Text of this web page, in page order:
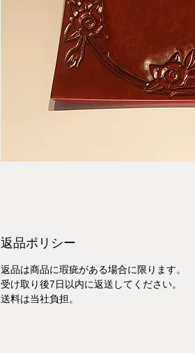
返品ポリシー
返品は商品に瑕疵がある場合に限ります。
受け取り後7日以内に返送してください。
送料は当社負担。